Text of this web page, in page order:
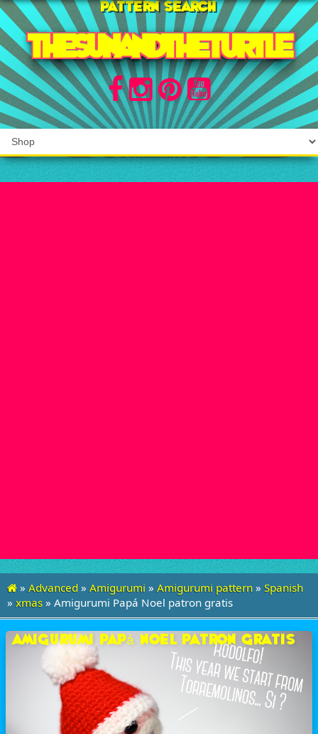
Pattern search
THE SUN AND THE TURTLE
» Advanced » Amigurumi » Amigurumi pattern » Spanish
» xmas » Amigurumi Papá Noel patron gratis
Amigurumi Papá Noel patron gratis